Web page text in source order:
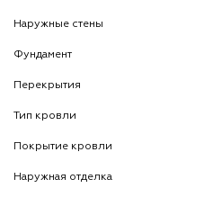
Наружные стены
Фундамент
Перекрытия
Тип кровли
Покрытие кровли
Наружная отделка